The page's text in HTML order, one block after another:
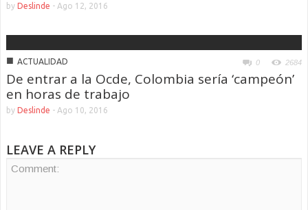
by Deslinde - Ago 12, 2016
■ ACTUALIDAD 0 2684
De entrar a la Ocde, Colombia sería ‘campeón’
en horas de trabajo
by Deslinde - Ago 10, 2016
LEAVE A REPLY